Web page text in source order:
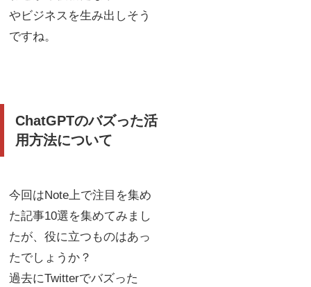
やビジネスを生み出しそう
ですね。
ChatGPTのバズった活
用方法について
今回はNote上で注目を集め
た記事10選を集めてみまし
たが、役に立つものはあっ
たでしょうか？
過去にTwitterでバズった